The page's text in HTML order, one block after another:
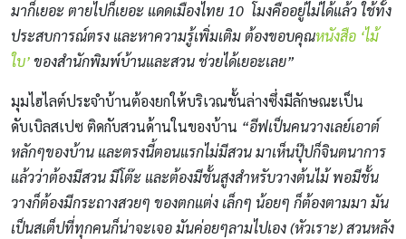
มาก็เยอะ ตายไปก็เยอะ แดดเมืองไทย 10 โมงคืออยู่ไม่ได้แล้ว ใช้ทั้ง
ประสบการณ์ตรง และหาความรู้เพิ่มเติม ต้องขอบคุณหนังสือ ‘ไม้
ใบ’ของสำนักพิมพ์บ้านและสวน ช่วยได้เยอะเลย”
มุมไฮไลต์ประจำบ้านต้องยกให้บริเวณชั้นล่างซึ่งมีลักษณะเป็น
ดับเบิลสเปซ ติดกับสวนด้านในของบ้าน “อีฟเป็นคนวางเลย์เอาต์
หลักๆของบ้าน และตรงนี้ตอนแรกไม่มีสวน มาเห็นปุ๊ปก็จินตนาการ
แล้วว่าต้องมีสวน มีโต๊ะ และต้องมีชั้นสูงสำหรับวางต้นไม้ พอมีชั้น
วางก็ต้องมีกระถางสวยๆ ของตกแต่ง เล็กๆ น้อยๆ ก็ต้องตามมา มัน
เป็นสเต็ปที่ทุกคนก็น่าจะเจอ มันค่อยๆลามไปเอง (หัวเราะ) สวนหลัง